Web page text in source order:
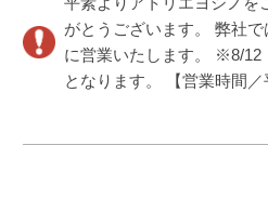
がとうございます。 弊社
に営業いたします。 ※8/12
となります。 【営業時間／